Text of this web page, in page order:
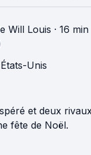
Will Louis · 16 min
États-Unis
et deux
fête de Noël.